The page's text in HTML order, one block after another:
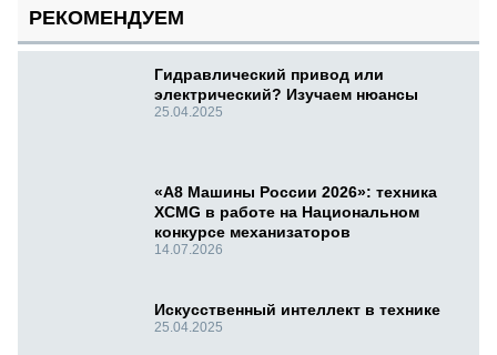
РЕКОМЕНДУЕМ
Гидравлический привод или
электрический? Изучаем нюансы
25.04.2025
«А8 Машины России 2026»: техника
XCMG в работе на Национальном
конкурсе механизаторов
14.07.2026
Искусственный интеллект в технике
25.04.2025